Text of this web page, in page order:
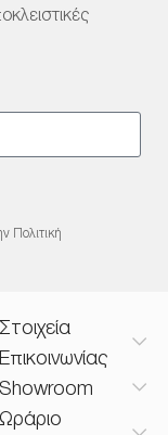
Πολιτική
Στοιχεία
Επικοινωνίας
Showroom
Ωράριο